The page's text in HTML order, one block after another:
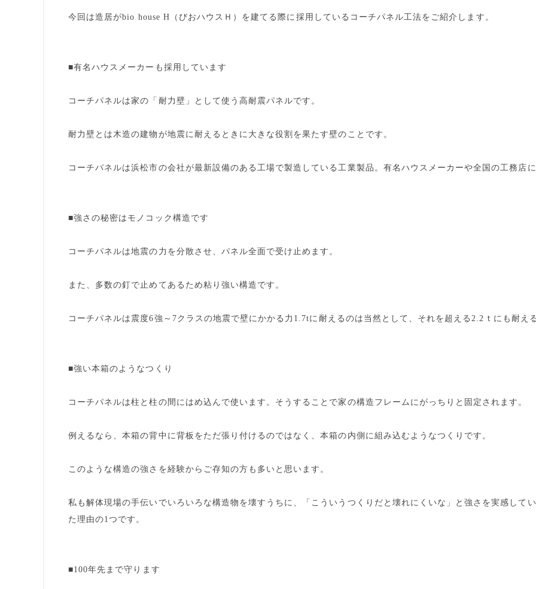
今回は造居がbio house H（びおハウスＨ）を建てる際に採用しているコーチパネル工法をご紹介します。
■有名ハウスメーカーも採用しています
コーチパネルは家の「耐力壁」として使う高耐震パネルです。
耐力壁とは木造の建物が地震に耐えるときに大きな役割を果たす壁のことです。
コーチパネルは浜松市の会社が最新設備のある工場で製造している工業製品。有名ハウスメーカーや全国の工務店に
■強さの秘密はモノコック構造です
コーチパネルは地震の力を分散させ、パネル全面で受け止めます。
また、多数の釘で止めてあるため粘り強い構造です。
コーチパネルは震度6強～7クラスの地震で壁にかかる力1.7tに耐えるのは当然として、それを超える2.2ｔにも耐え
■強い本箱のようなつくり
コーチパネルは柱と柱の間にはめ込んで使います。そうすることで家の構造フレームにがっちりと固定されます。
例えるなら、本箱の背中に背板をただ張り付けるのではなく、本箱の内側に組み込むようなつくりです。
このような構造の強さを経験からご存知の方も多いと思います。
私も解体現場の手伝いでいろいろな構造物を壊すうちに、「こういうつくりだと壊れにくいな」と強さを実感して
た理由の1つです。
■100年先まで守ります